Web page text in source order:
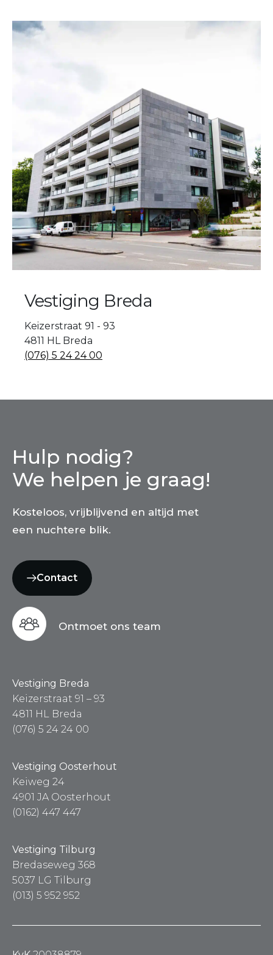
Vestiging Breda
Keizerstraat 91 - 93
4811 HL Breda
(076) 5 24 24 00
Hulp nodig?
We helpen je graag!
Kosteloos, vrijblijvend en altijd met
een nuchtere blik.
Contact
Ontmoet ons team
Vestiging Breda
Keizerstraat 91 – 93
4811 HL Breda
(076) 5 24 24 00
Vestiging Oosterhout
Keiweg 24
4901 JA Oosterhout
(0162) 447 447
Vestiging Tilburg
Bredaseweg 368
5037 LG Tilburg
(013) 5 952 952